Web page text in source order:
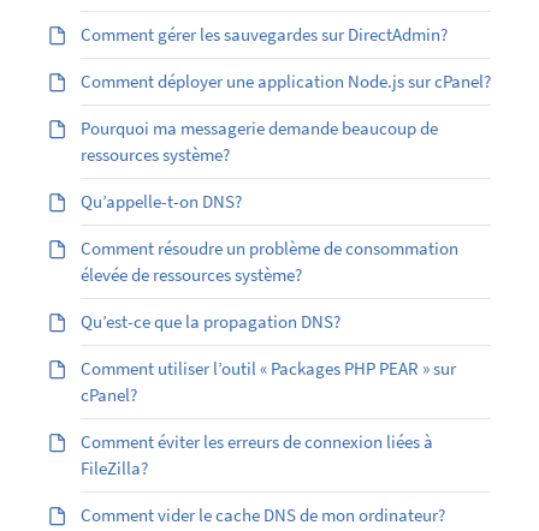
Comment gérer les sauvegardes sur DirectAdmin?
Comment déployer une application Node.js sur cPanel?
Pourquoi ma messagerie demande beaucoup de
ressources système?
Qu’appelle-t-on DNS?
Comment résoudre un problème de consommation
élevée de ressources système?
Qu’est-ce que la propagation DNS?
Comment utiliser l’outil « Packages PHP PEAR » sur
cPanel?
Comment éviter les erreurs de connexion liées à
FileZilla?
Comment vider le cache DNS de mon ordinateur?